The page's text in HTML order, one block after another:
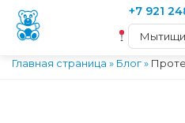
+7 921
Главная страница » Блог»